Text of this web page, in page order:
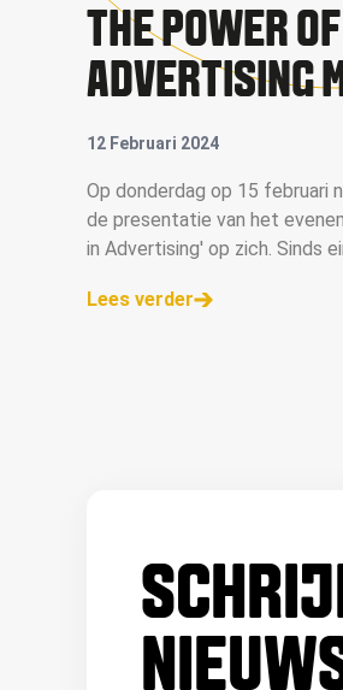
THE POWER
ADVERTISING
KHODABUX
12 Februari 2024
Op donderdag op 15 februari
de presentatie van het
in Advertising' op zich. Sinds
afdeling Agencies en treedt hij
Lees verder